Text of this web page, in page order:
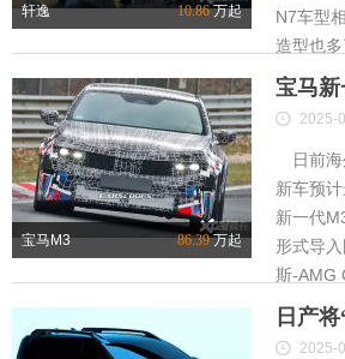
轩逸 10.86万起
N7车型
造型也
宝马M3 86.39万起
宝马
2025-
日前海
新车预
新一代
形式导
斯-AMG
日产
2025-